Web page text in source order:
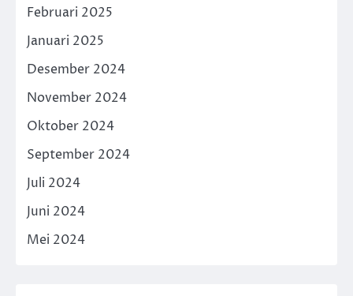
Februari 2025
Januari 2025
Desember 2024
November 2024
Oktober 2024
September 2024
Juli 2024
Juni 2024
Mei 2024